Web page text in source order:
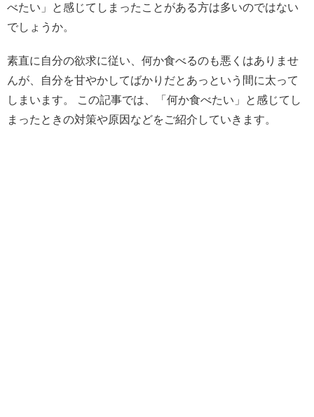
べたい」と感じてしまったことがある方は多いのではない
でしょうか。
素直に自分の欲求に従い、何か食べるのも悪くはありませ
んが、自分を甘やかしてばかりだとあっという間に太って
しまいます。 この記事では、「何か食べたい」と感じてし
まったときの対策や原因などをご紹介していきます。